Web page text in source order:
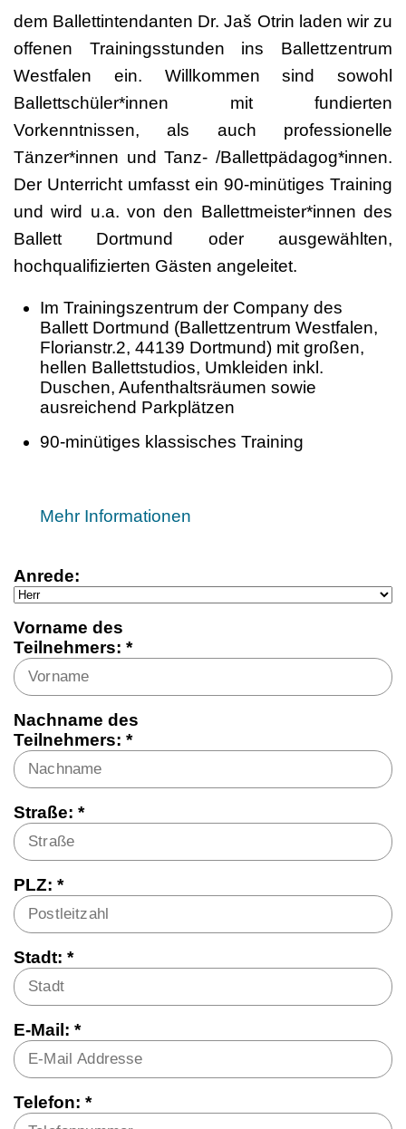
dem Ballettintendanten Dr. Jaš Otrin laden wir zu
offenen Trainingsstunden ins Ballettzentrum
Westfalen ein. Willkommen sind sowohl
Ballettschüler*innen mit fundierten
Vorkenntnissen, als auch professionelle
Tänzer*innen und Tanz- /Ballettpädagog*innen.
Der Unterricht umfasst ein 90-minütiges Training
und wird u.a. von den Ballettmeister*innen des
Ballett Dortmund oder ausgewählten,
hochqualifizierten Gästen angeleitet.
Im Trainingszentrum der Company des
Ballett Dortmund (Ballettzentrum Westfalen,
Florianstr.2, 44139 Dortmund) mit großen,
hellen Ballettstudios, Umkleiden inkl.
Duschen, Aufenthaltsräumen sowie
ausreichend Parkplätzen
90-minütiges klassisches Training
Mehr Informationen
Anrede:
Vorname des
Teilnehmers: *
Nachname des
Teilnehmers: *
Straße: *
PLZ: *
Stadt: *
E-Mail: *
Telefon: *